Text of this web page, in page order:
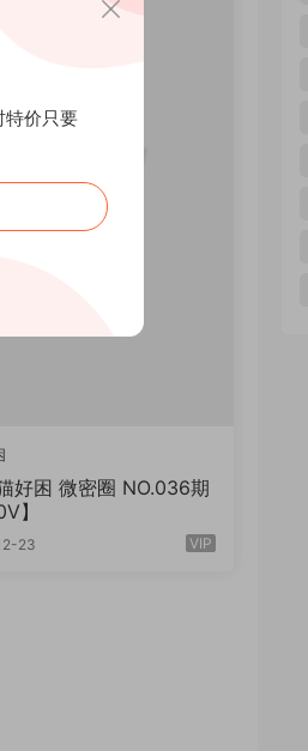
微密圈 NO.036期
】
23 VIP
特价只要